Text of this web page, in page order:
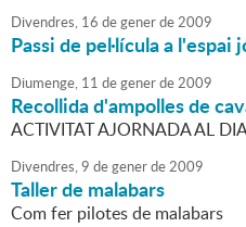
Divendres, 16 degenerde2009
Passi de pel·lícula a l'espai
Diumenge, 11 degenerde2009
Recollida d'ampolles de
ACTIVITAT AJORNADA AL
Divendres,9 degenerde2009
Taller de malabars
Com fer pilotes de malabars